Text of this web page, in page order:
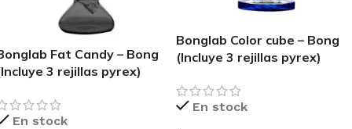
Bonglab Color cube – Bong
(Incluye 3 rejillas pyrex)
En stock
Fat Candy – Bong
3 rejillas pyrex)
En stock